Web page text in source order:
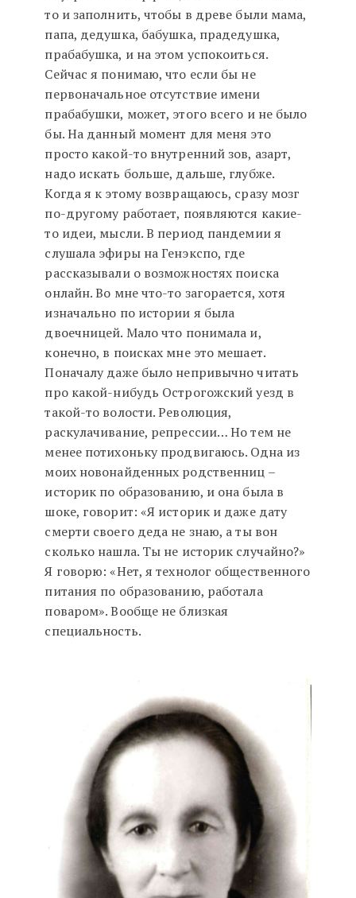
то и заполнить, чтобы в древе были мама,
папа, дедушка, бабушка, прадедушка,
прабабушка, и на этом успокоиться.
Сейчас я понимаю, что если бы не
первоначальное отсутствие имени
прабабушки, может, этого всего и не было
бы. На данный момент для меня это
просто какой-то внутренний зов, азарт,
надо искать больше, дальше, глубже.
Когда я к этому возвращаюсь, сразу мозг
по-другому работает, появляются какие-
то идеи, мысли. В период пандемии я
слушала эфиры на Генэкспо, где
рассказывали о возможностях поиска
онлайн. Во мне что-то загорается, хотя
изначально по истории я была
двоечницей. Мало что понимала и,
конечно, в поисках мне это мешает.
Поначалу даже было непривычно читать
про какой-нибудь Острогожский уезд в
такой-то волости. Революция,
раскулачивание, репрессии… Но тем не
менее потихоньку продвигаюсь. Одна из
моих новонайденных родственниц –
историк по образованию, и она была в
шоке, говорит: «Я историк и даже дату
смерти своего деда не знаю, а ты вон
сколько нашла. Ты не историк случайно?»
Я говорю: «Нет, я технолог общественного
питания по образованию, работала
поваром». Вообще не близкая
специальность.